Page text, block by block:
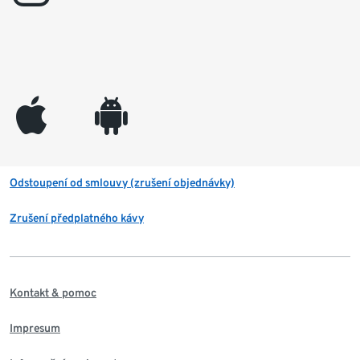
appleinc android
Odstoupení od smlouvy (zrušení objednávky)
Zrušení předplatného kávy
Kontakt & pomoc
Impresum